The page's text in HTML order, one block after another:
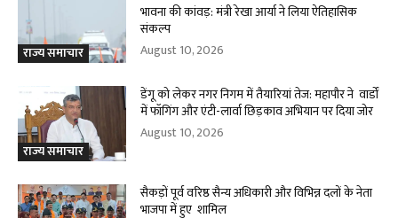
राज्य समाचार
भावना की कांवड़: मंत्री रेखा आर्या ने लिया ऐतिहासिक
संकल्प
August 10, 2026
राज्य समाचार
डेंगू को लेकर नगर निगम में तैयारियां तेज: महापौर ने वार्डों
में फॉगिंग और एंटी-लार्वा छिड़काव अभियान पर दिया जोर
August 10, 2026
सैकड़ों पूर्व वरिष्ठ सैन्य अधिकारी और विभिन्न दलों के नेता
भाजपा में हुए शामिल